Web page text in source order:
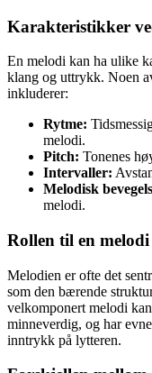
Karakteristikker
En melodi kan ha ulike
klang og uttrykk. Noen
inkluderer:
Rytme:
melodi.
Pitch: Tonenes
Intervaller:
Melodisk
melodi.
Rollen til en
Melodien er ofte det
som den bærende
velkomponert melodi
minneverdig, og har
inntrykk på lytteren.